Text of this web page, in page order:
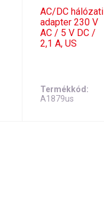
AC/DC hálózati
adapter 230 V
AC / 5 V DC /
2,1 A, US
Termékkód
A1879us